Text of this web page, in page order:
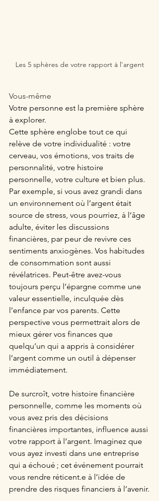
Les 5 sphères de votre rapport à l'argent
Vous-même
Votre personne est la première sphère
à explorer.
Cette sphère englobe tout ce qui
relève de votre individualité : votre
cerveau, vos émotions, vos traits de
personnalité, votre histoire
personnelle, votre culture et bien plus.
Par exemple, si vous avez grandi dans
un environnement où l’argent était
source de stress, vous pourriez, à l’âge
adulte, éviter les discussions
financières, par peur de revivre ces
sentiments anxiogènes. Vos habitudes
de consommation sont aussi
révélatrices. Peut-être avez-vous
toujours perçu l’épargne comme une
valeur essentielle, inculquée dès
l’enfance par vos parents. Cette
perspective vous permettrait alors de
mieux gérer vos finances que
quelqu’un qui a appris à considérer
l’argent comme un outil à dépenser
immédiatement.
De surcroît, votre histoire financière
personnelle, comme les moments où
vous avez pris des décisions
financières importantes, influence aussi
votre rapport à l’argent. Imaginez que
vous ayez investi dans une entreprise
qui a échoué ; cet événement pourrait
vous rendre réticent.e à l’idée de
prendre des risques financiers à l’avenir.